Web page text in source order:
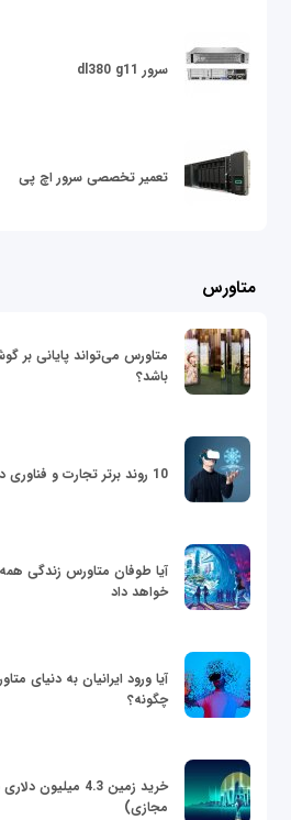
سرور dl380 g11
تعمیر تخصصی سرور اچ پی
متاورس
متاورس می‌تواند پایانی بر
باشد؟
10 روند برتر تجارت و فناوری در سال 2022
آیا طوفان متاورس زندگی
خواهد داد
آیا ورود ایرانیان به دنیای
چگونه؟
خرید زمین 4.3
مجازی)